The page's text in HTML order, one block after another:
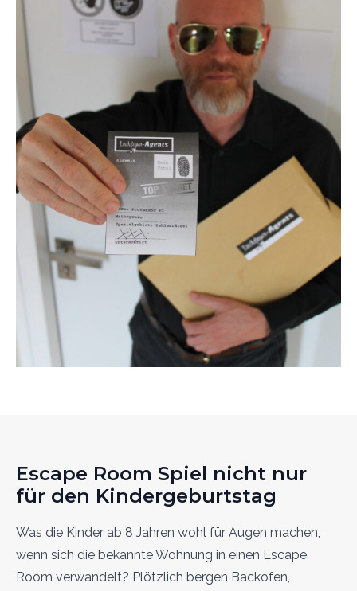
Escape Room Spiel nicht nur
für den Kindergeburtstag
Was die Kinder ab 8 Jahren wohl für Augen machen,
wenn sich die bekannte Wohnung in einen Escape
Room verwandelt? Plötzlich bergen Backofen,